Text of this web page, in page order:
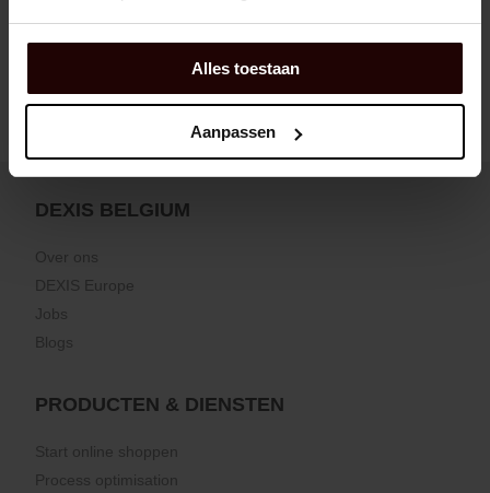
Alles toestaan
Aanpassen
DEXIS BELGIUM
Over ons
DEXIS Europe
Jobs
Blogs
PRODUCTEN & DIENSTEN
Start online shoppen
Process optimisation